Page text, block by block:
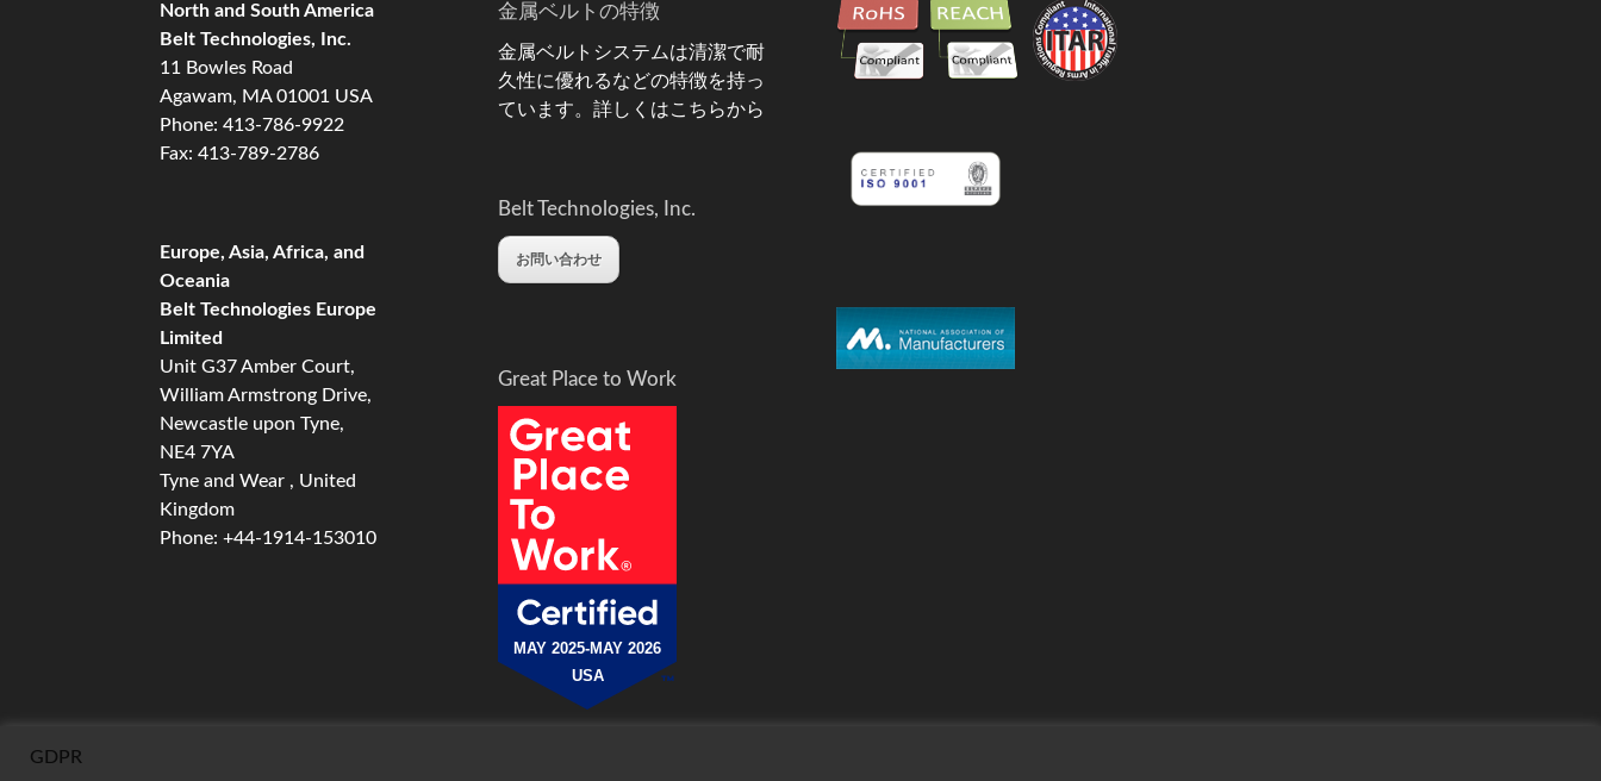
North and South America
Belt Technologies, Inc.
11 Bowles Road
Agawam, MA 01001 USA
Phone: 413-786-9922
Fax: 413-789-2786
Europe, Asia, Africa, and
Oceania
Belt Technologies Europe
Limited
Unit G37 Amber Court,
William Armstrong Drive,
Newcastle upon Tyne,
NE4 7YA
Tyne and Wear , United
Kingdom
Phone: +44-1914-153010
金属ベルトの特徴
金属ベルトシステムは清潔で耐
久性に優れるなどの特徴を持っ
ています。 詳しくはこちらから
Belt Technologies, Inc.
お問い合わせ
Great Place to Work
MAY 2025-MAY 2026
USA
GDPR